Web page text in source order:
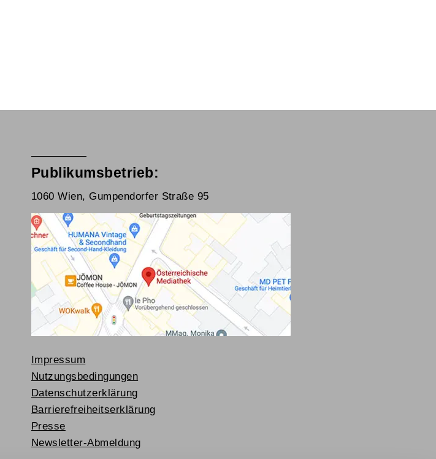
Publikumsbetrieb:
1060 Wien, Gumpendorfer Straße 95
Impressum
Nutzungsbedingungen
Datenschutzerklärung
Barrierefreiheitserklärung
Presse
Newsletter-Abmeldung